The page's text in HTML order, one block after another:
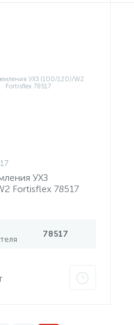
УХЗ
Fortisflex 78517
78517